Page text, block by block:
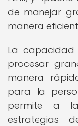
de manejar
manera
La capacidad
procesar
manera
para la
permite a
estrategias